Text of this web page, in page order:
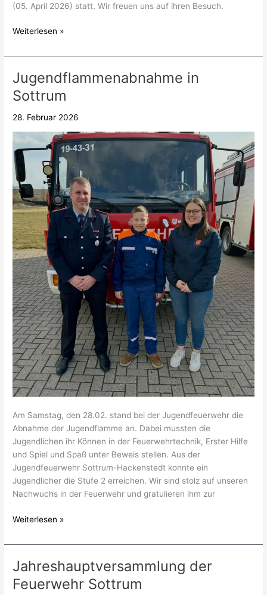
(05. April 2026) statt. Wir freuen uns auf ihren Besuch.
Weiterlesen »
Jugendflammenabnahme in
Sottrum
28. Februar 2026
Am Samstag, den 28.02. stand bei der Jugendfeuerwehr die
Abnahme der Jugendflamme an. Dabei mussten die
Jugendlichen ihr Können in der Feuerwehrtechnik, Erster Hilfe
und Spiel und Spaß unter Beweis stellen. Aus der
Jugendfeuerwehr Sottrum-Hackenstedt konnte ein
Jugendlicher die Stufe 2 erreichen. Wir sind stolz auf unseren
Nachwuchs in der Feuerwehr und gratulieren ihm zur
Jugendflammenabnahme
in
Sottrum
Weiterlesen »
Jahreshauptversammlung der
Feuerwehr Sottrum
Jahreshauptversammlung
der
Feuerwehr